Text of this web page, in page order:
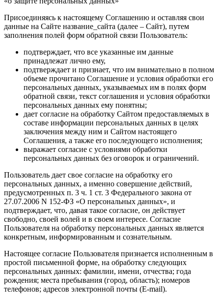
Присоединяясь к настоящему Соглашению и оставляя свои
данные на Сайте название_сайта (далее – Сайт), путем
заполнения полей форм обратной связи Пользователь:
подтверждает, что все указанные им данные
принадлежат лично ему,
подтверждает и признает, что им внимательно в полном
объеме прочитано Соглашение и условия обработки его
персональных данных, указываемых им в полях форм
обратной связи, текст соглашения и условия обработки
персональных данных ему понятны;
дает согласие на обработку Сайтом предоставляемых в
составе информации персональных данных в целях
заключения между ним и Сайтом настоящего
Соглашения, а также его последующего исполнения;
выражает согласие с условиями обработки
персональных данных без оговорок и ограничений.
Пользователь дает свое согласие на обработку его
персональных данных, а именно совершение действий,
предусмотренных п. 3 ч. 1 ст. 3 Федерального закона от
27.07.2006 N 152-ФЗ «О персональных данных», и
подтверждает, что, давая такое согласие, он действует
свободно, своей волей и в своем интересе. Согласие
Пользователя на обработку персональных данных является
конкретным, информированным и сознательным.
Настоящее согласие Пользователя признается исполненным в
простой письменной форме, на обработку следующих
персональных данных: фамилии, имени, отчества; года
рождения; места пребывания (город, область); номеров
телефонов; адресов электронной почты (E-mail).